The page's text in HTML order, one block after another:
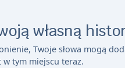
własną
Twoje słowa mogą
tym miejscu teraz.